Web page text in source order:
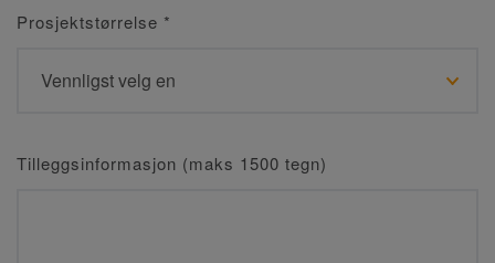
Prosjektstørrelse *
Tilleggsinformasjon (maks 1500 tegn)